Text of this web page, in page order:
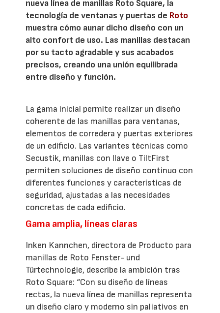
nueva línea de manillas Roto Square, la
tecnología de ventanas y puertas de Roto
muestra cómo aunar dicho diseño con un
alto confort de uso. Las manillas destacan
por su tacto agradable y sus acabados
precisos, creando una unión equilibrada
entre diseño y función.
La gama inicial permite realizar un diseño
coherente de las manillas para ventanas,
elementos de corredera y puertas exteriores
de un edificio. Las variantes técnicas como
Secustik, manillas con llave o TiltFirst
permiten soluciones de diseño continuo con
diferentes funciones y características de
seguridad, ajustadas a las necesidades
concretas de cada edificio.
Gama amplia, líneas claras
Inken Kannchen, directora de Producto para
manillas de Roto Fenster- und
Türtechnologie, describe la ambición tras
Roto Square: “Con su diseño de líneas
rectas, la nueva línea de manillas representa
un diseño claro y moderno sin paliativos en